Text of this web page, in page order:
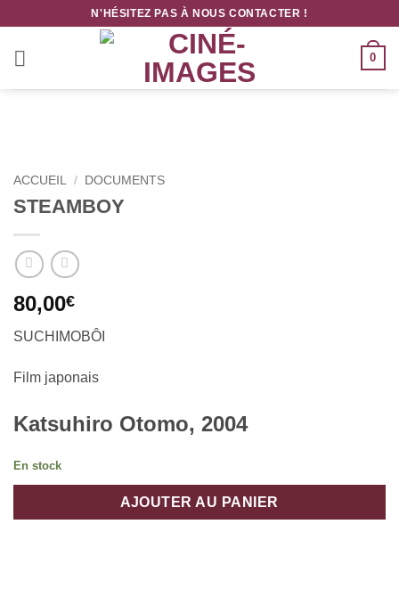
contenu
N'HÉSITEZ PAS À NOUS CONTACTER !
0
ACCUEIL / DOCUMENTS
STEAMBOY
80,00€
SUCHIMOBÔI
Film japonais
Katsuhiro Otomo, 2004
En stock
AJOUTER AU PANIER